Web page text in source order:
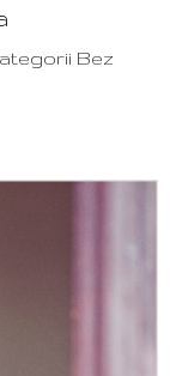
Bez